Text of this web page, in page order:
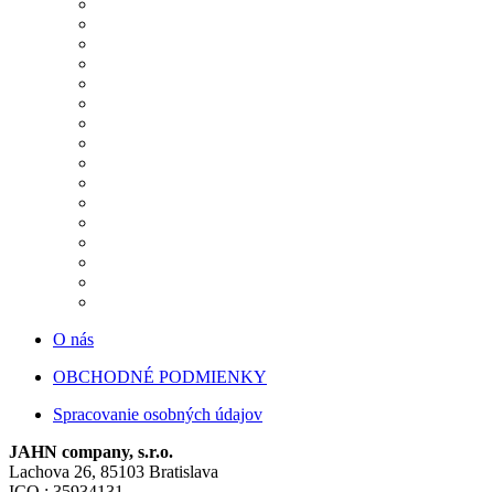
O nás
OBCHODNÉ PODMIENKY
Spracovanie osobných údajov
JAHN company, s.r.o.
Lachova 26, 85103 Bratislava